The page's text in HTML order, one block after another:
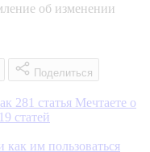
об изменении
Поделиться
281 статья Мечтаете о
статей